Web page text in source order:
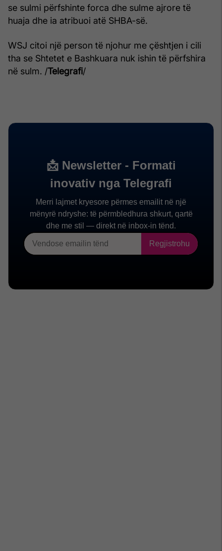
se sulmi përfshinte forca dhe sulme ajrore të
huaja dhe ia atribuoi atë SHBA-së.
WSJ citoi një person të njohur me çështjen i cili
tha se Shtetet e Bashkuara nuk ishin të përfshira
në sulm. /Telegrafi/